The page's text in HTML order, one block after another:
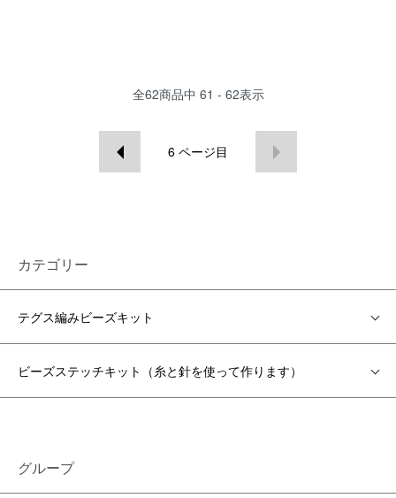
全62商品中 61 - 62表示
6 ページ目
カテゴリー
テグス編みビーズキット
ビーズステッチキット（糸と針を使って作ります）
グループ